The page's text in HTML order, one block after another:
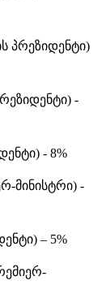
პრეზიდენტი)
-
- 8%
მინისტრი) -
– 5%